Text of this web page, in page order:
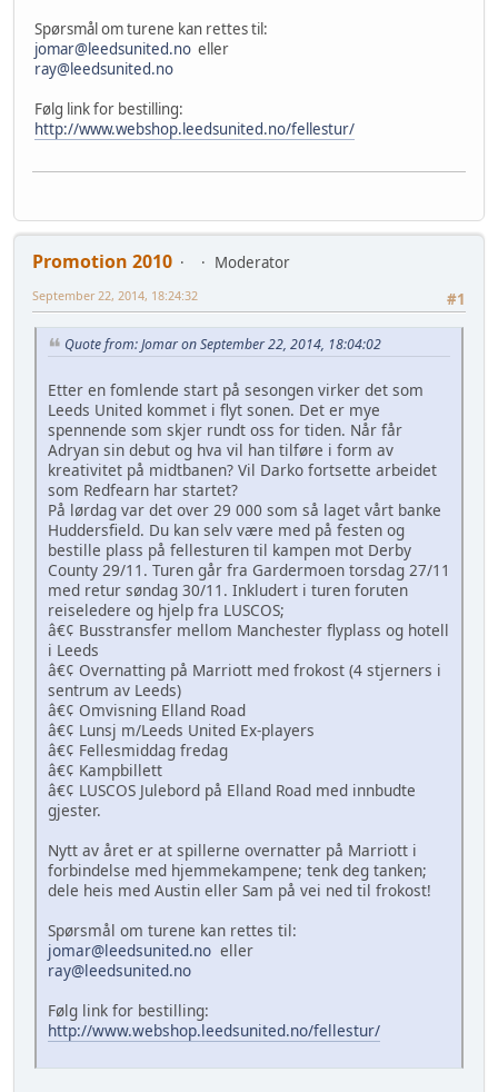
Spørsmål om turene kan rettes til:
jomar@leedsunited.no eller
ray@leedsunited.no
Følg link for bestilling:
http://www.webshop.leedsunited.no/fellestur/
Promotion 2010
Moderator
#1
September 22, 2014, 18:24:32
Quote from: Jomar on September 22, 2014, 18:04:02
Etter en fomlende start på sesongen virker det som
Leeds United kommet i flyt sonen. Det er mye
spennende som skjer rundt oss for tiden. Når får
Adryan sin debut og hva vil han tilføre i form av
kreativitet på midtbanen? Vil Darko fortsette arbeidet
som Redfearn har startet?
På lørdag var det over 29 000 som så laget vårt banke
Huddersfield. Du kan selv være med på festen og
bestille plass på fellesturen til kampen mot Derby
County 29/11. Turen går fra Gardermoen torsdag 27/11
med retur søndag 30/11. Inkludert i turen foruten
reiseledere og hjelp fra LUSCOS;
â€¢ Busstransfer mellom Manchester flyplass og hotell
i Leeds
â€¢ Overnatting på Marriott med frokost (4 stjerners i
sentrum av Leeds)
â€¢ Omvisning Elland Road
â€¢ Lunsj m/Leeds United Ex-players
â€¢ Fellesmiddag fredag
â€¢ Kampbillett
â€¢ LUSCOS Julebord på Elland Road med innbudte
gjester.
Nytt av året er at spillerne overnatter på Marriott i
forbindelse med hjemmekampene; tenk deg tanken;
dele heis med Austin eller Sam på vei ned til frokost!
Spørsmål om turene kan rettes til:
jomar@leedsunited.no eller
ray@leedsunited.no
Følg link for bestilling:
http://www.webshop.leedsunited.no/fellestur/